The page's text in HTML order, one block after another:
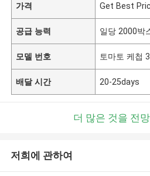
가격 Get Best
공급 능력 일당 2000박
모델 번호 토마토 케첩
배달 시간 20-25days
더 많은 것을 전
저희에 관하여